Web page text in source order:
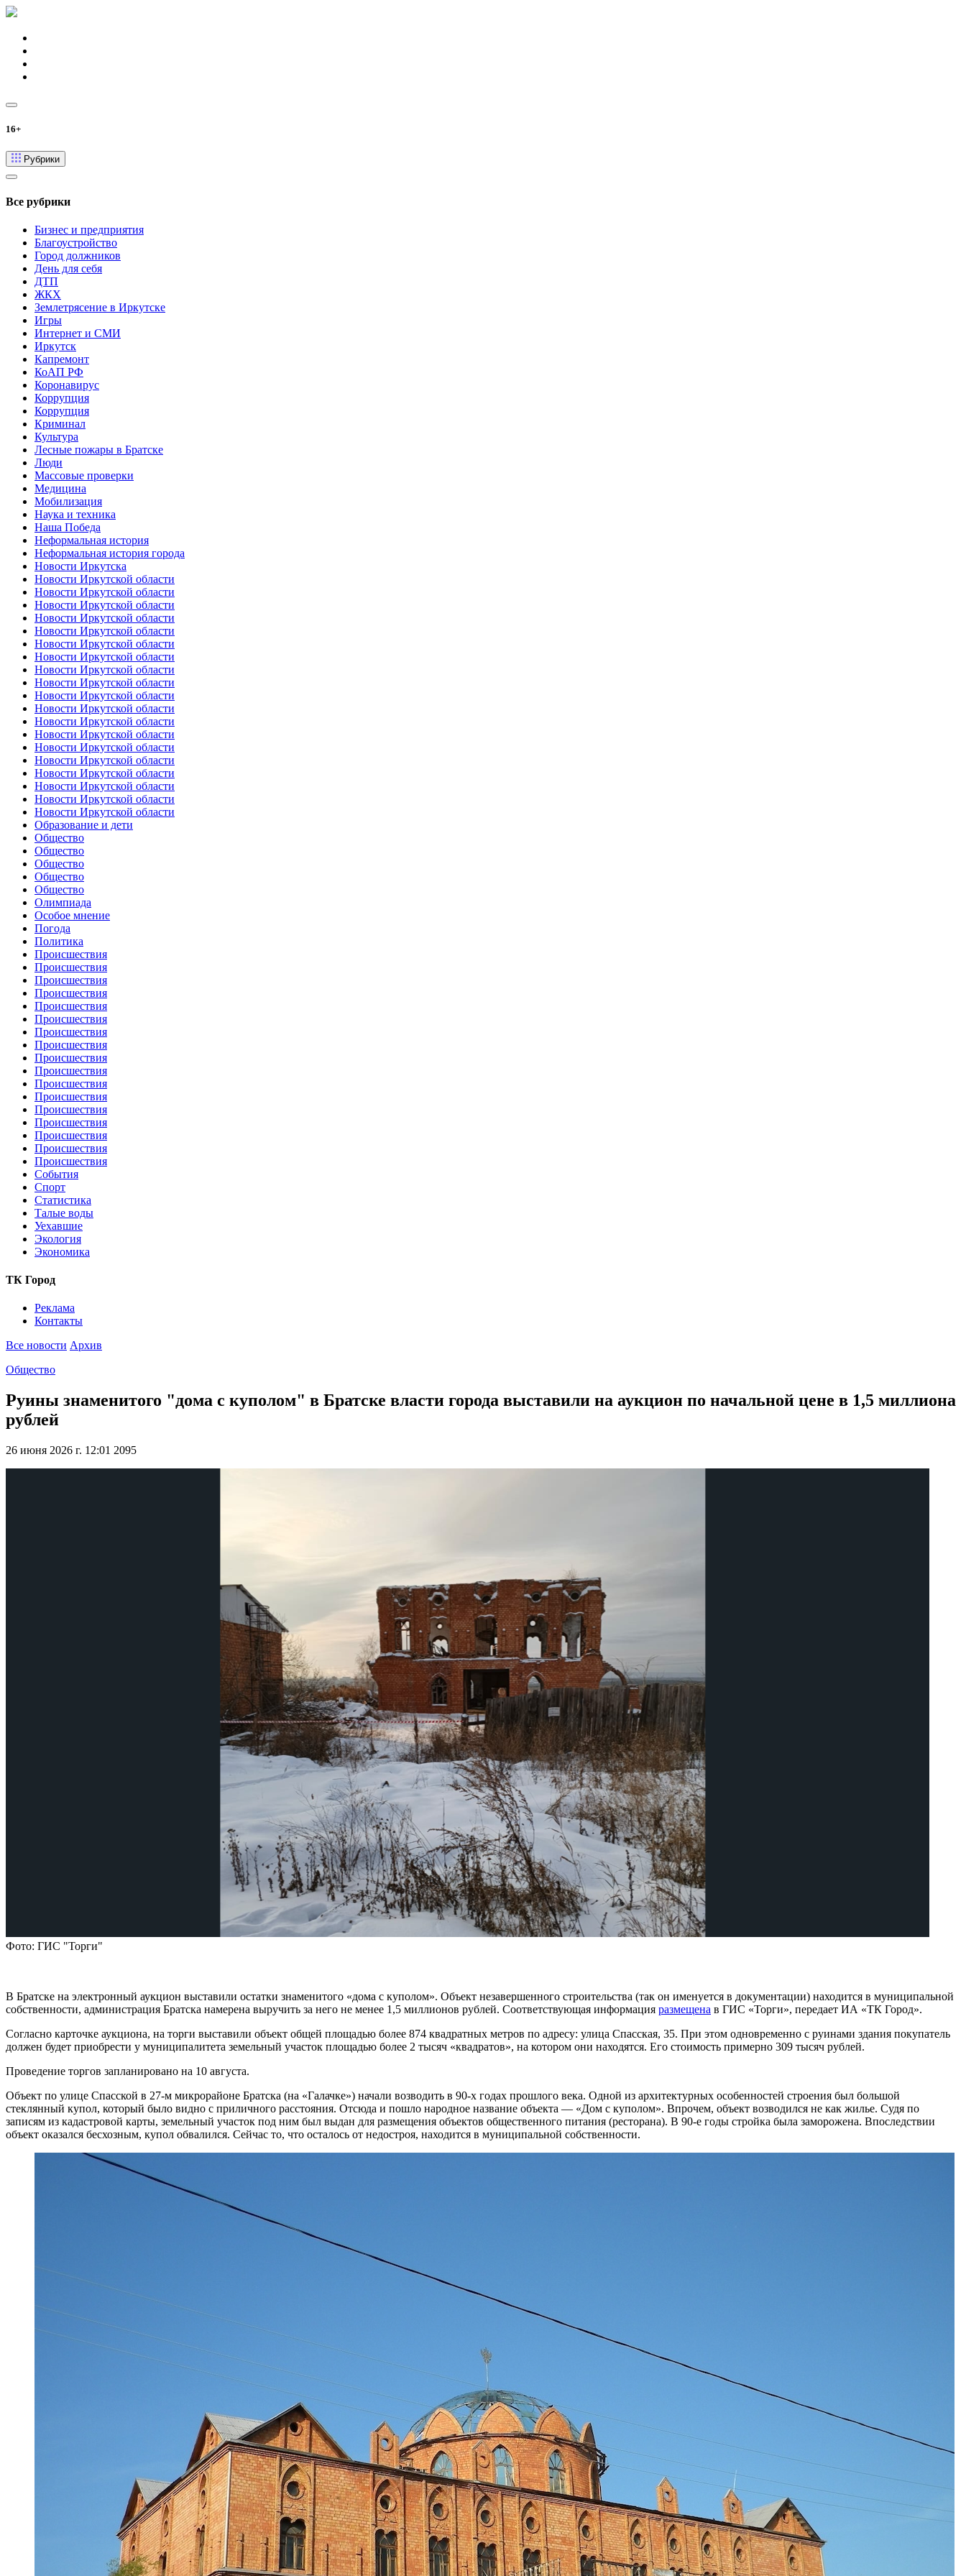
16+
Рубрики
Все рубрики
Бизнес и предприятия
Благоустройство
Город должников
День для себя
ДТП
ЖКХ
Землетрясение в Иркутске
Игры
Интернет и СМИ
Иркутск
Капремонт
КоАП РФ
Коронавирус
Коррупция
Коррупция
Криминал
Культура
Лесные пожары в Братске
Люди
Массовые проверки
Медицина
Мобилизация
Наука и техника
Наша Победа
Неформальная история
Неформальная история города
Новости Иркутска
Новости Иркутской области
Новости Иркутской области
Новости Иркутской области
Новости Иркутской области
Новости Иркутской области
Новости Иркутской области
Новости Иркутской области
Новости Иркутской области
Новости Иркутской области
Новости Иркутской области
Новости Иркутской области
Новости Иркутской области
Новости Иркутской области
Новости Иркутской области
Новости Иркутской области
Новости Иркутской области
Новости Иркутской области
Новости Иркутской области
Новости Иркутской области
Образование и дети
Общество
Общество
Общество
Общество
Общество
Олимпиада
Особое мнение
Погода
Политика
Происшествия
Происшествия
Происшествия
Происшествия
Происшествия
Происшествия
Происшествия
Происшествия
Происшествия
Происшествия
Происшествия
Происшествия
Происшествия
Происшествия
Происшествия
Происшествия
Происшествия
События
Спорт
Статистика
Талые воды
Уехавшие
Экология
Экономика
ТК Город
Реклама
Контакты
Все новости Архив
Общество
Руины знаменитого "дома с куполом" в Братске власти города выставили на аукцион по начальной цене в 1,5 миллиона
рублей
26 июня 2026 г. 12:01 2095
Фото: ГИС "Торги"
В Братске на электронный аукцион выставили остатки знаменитого «дома с куполом». Объект незавершенного строительства (так он именуется в документации) находится в муниципальной
собственности, администрация Братска намерена выручить за него не менее 1,5 миллионов рублей. Соответствующая информация размещена в ГИС «Торги», передает ИА «ТК Город».
Согласно карточке аукциона, на торги выставили объект общей площадью более 874 квадратных метров по адресу: улица Спасская, 35. При этом одновременно с руинами здания покупатель
должен будет приобрести у муниципалитета земельный участок площадью более 2 тысяч «квадратов», на котором они находятся. Его стоимость примерно 309 тысяч рублей.
Проведение торгов запланировано на 10 августа.
Объект по улице Спасской в 27-м микрорайоне Братска (на «Галачке») начали возводить в 90-х годах прошлого века. Одной из архитектурных особенностей строения был большой
стеклянный купол, который было видно с приличного расстояния. Отсюда и пошло народное название объекта — «Дом с куполом». Впрочем, объект возводился не как жилье. Судя по
записям из кадастровой карты, земельный участок под ним был выдан для размещения объектов общественного питания (ресторана). В 90-е годы стройка была заморожена. Впоследствии
объект оказался бесхозным, купол обвалился. Сейчас то, что осталось от недостроя, находится в муниципальной собственности.